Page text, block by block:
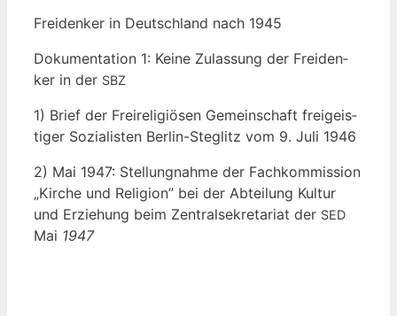
Frei­den­ker in Deutsch­land nach 1945
Doku­men­ta­ti­on 1: Kei­ne Zulas­sung der Frei­den­
ker in der SBZ
1) Brief der Frei­re­li­giö­sen Gemein­schaft frei­geis­
ti­ger Sozia­lis­ten Ber­lin-Ste­glitz vom 9. Juli 1946
2) Mai 1947: Stel­lung­nah­me der Fach­kom­mis­si­on
„Kir­che und Reli­gi­on” bei der Abtei­lung Kul­tur
und Erzie­hung beim Zen­tral­se­kre­ta­ri­at der SED
Mai 1947